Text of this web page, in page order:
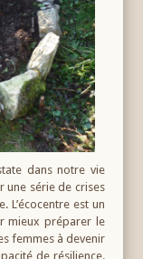
dans notre vie
une série de crises
L’écocentre est un
mieux préparer le
femmes à devenir
de résilience.